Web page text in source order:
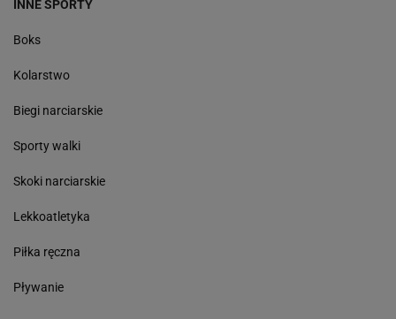
INNE SPORTY
Boks
Kolarstwo
Biegi narciarskie
Sporty walki
Skoki narciarskie
Lekkoatletyka
Piłka ręczna
Pływanie